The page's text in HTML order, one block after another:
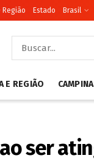
Região Estado Brasil
E REGIÃO
ser